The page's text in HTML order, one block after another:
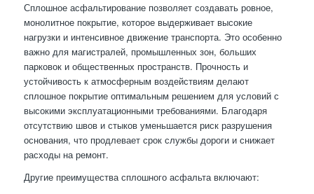
Сплошное асфальтирование позволяет создавать ровное,
монолитное покрытие, которое выдерживает высокие
нагрузки и интенсивное движение транспорта. Это особенно
важно для магистралей, промышленных зон, больших
парковок и общественных пространств. Прочность и
устойчивость к атмосферным воздействиям делают
сплошное покрытие оптимальным решением для условий с
высокими эксплуатационными требованиями. Благодаря
отсутствию швов и стыков уменьшается риск разрушения
основания, что продлевает срок службы дороги и снижает
расходы на ремонт.
Другие преимущества сплошного асфальта включают: